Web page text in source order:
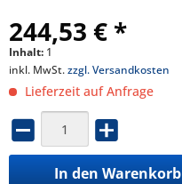
244,53 € *
Inhalt: 1
inkl. MwSt.zzgl. Versandkosten
Lieferzeit auf Anfrage
In den Warenkorb